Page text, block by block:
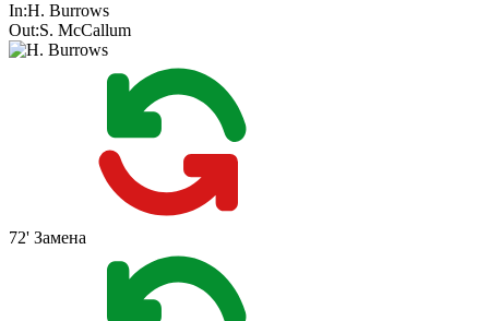
In:H. Burrows
Out:S. McCallum
72' Замена